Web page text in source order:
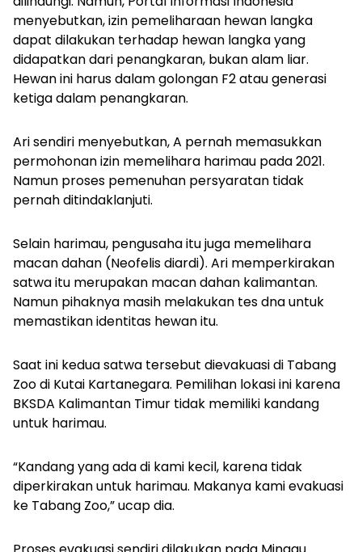
menyebutkan, izin pemeliharaan hewan langka
dapat dilakukan terhadap hewan langka yang
didapatkan dari penangkaran, bukan alam liar.
Hewan ini harus dalam golongan F2 atau generasi
ketiga dalam penangkaran.
Ari sendiri menyebutkan, A pernah memasukkan
permohonan izin memelihara harimau pada 2021.
Namun proses pemenuhan persyaratan tidak
pernah ditindaklanjuti.
Selain harimau, pengusaha itu juga memelihara
macan dahan (Neofelis diardi). Ari memperkirakan
satwa itu merupakan macan dahan kalimantan.
Namun pihaknya masih melakukan tes dna untuk
memastikan identitas hewan itu.
Saat ini kedua satwa tersebut dievakuasi di Tabang
Zoo di Kutai Kartanegara. Pemilihan lokasi ini karena
BKSDA Kalimantan Timur tidak memiliki kandang
untuk harimau.
“Kandang yang ada di kami kecil, karena tidak
diperkirakan untuk harimau. Makanya kami evakuasi
ke Tabang Zoo,” ucap dia.